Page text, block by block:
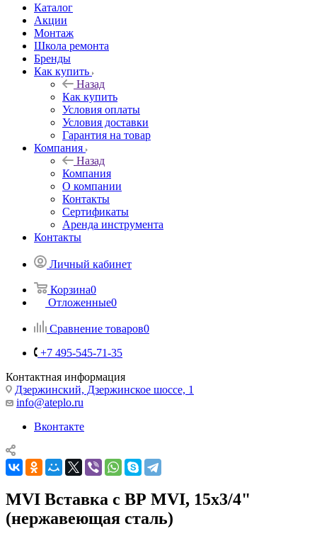
Каталог
Акции
Монтаж
Школа ремонта
Бренды
Как купить
Назад
Как купить
Условия оплаты
Условия доставки
Гарантия на товар
Компания
Назад
Компания
О компании
Контакты
Сертификаты
Аренда инструмента
Контакты
Личный кабинет
Корзина0
Отложенные0
Сравнение товаров0
+7 495-545-71-35
Контактная информация
Дзержинский, Дзержинское шоссе, 1
info@ateplo.ru
Вконтакте
MVI Вставка с ВР MVI, 15х3/4"
(нержавеющая сталь)